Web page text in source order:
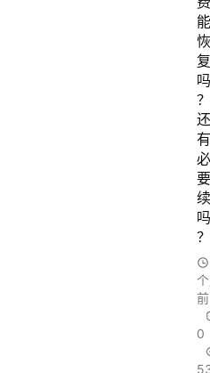
能
恢
复
吗
？
还
有
必
要
续
吗
？
前
0